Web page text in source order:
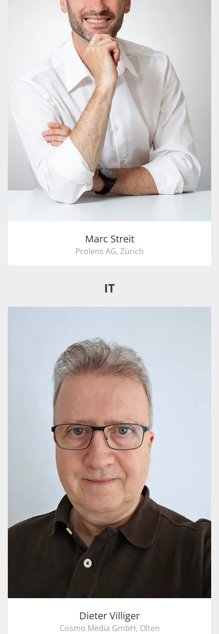
Marc Streit
Prolens AG, Zürich
IT
Dieter Villiger
Cosmo Media GmbH, Olten